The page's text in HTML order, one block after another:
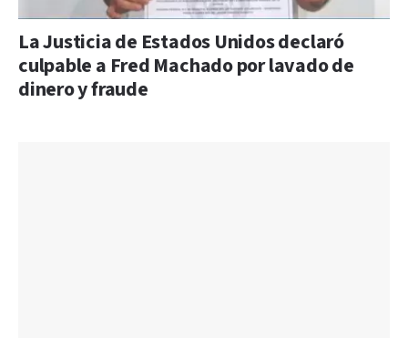
La Justicia de Estados Unidos declaró
culpable a Fred Machado por lavado de
dinero y fraude